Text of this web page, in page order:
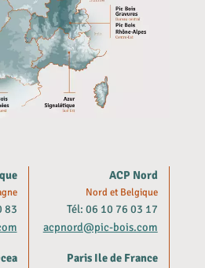
83
ACP Nord
Nord et Belgique
Tél: 06 10 76 03 17
acpnord@pic-bois.com
Paris Ile de France